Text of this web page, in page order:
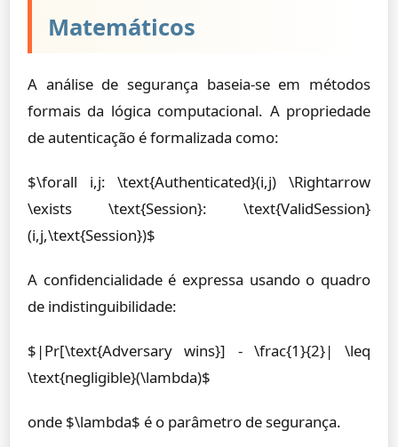
Matemáticos
A análise de segurança baseia-se em métodos
formais da lógica computacional. A propriedade
de autenticação é formalizada como:
$\forall i,j: \text{Authenticated}(i,j) \Rightarrow
\exists \text{Session}: \text{ValidSession}
(i,j,\text{Session})$
A confidencialidade é expressa usando o quadro
de indistinguibilidade:
$|Pr[\text{Adversary wins}] - \frac{1}{2}| \leq
\text{negligible}(\lambda)$
onde $\lambda$ é o parâmetro de segurança.